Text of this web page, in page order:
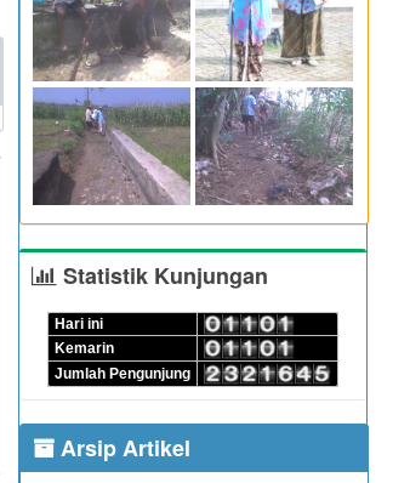
Statistik Kunjungan
Hari ini
Kemarin
Jumlah Pengunjung
Arsip Artikel